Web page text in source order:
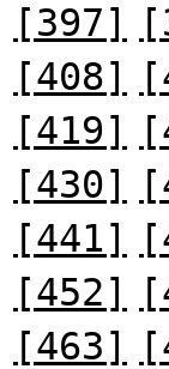
[397]
[408]
[419]
[430]
[441]
[452]
[463]